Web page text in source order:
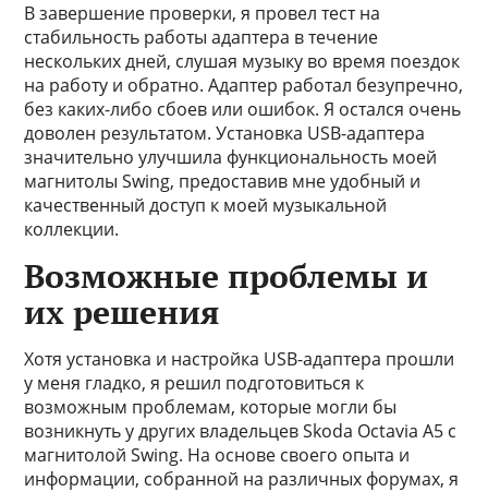
В завершение проверки, я провел тест на
стабильность работы адаптера в течение
нескольких дней, слушая музыку во время поездок
на работу и обратно. Адаптер работал безупречно,
без каких-либо сбоев или ошибок. Я остался очень
доволен результатом. Установка USB-адаптера
значительно улучшила функциональность моей
магнитолы Swing, предоставив мне удобный и
качественный доступ к моей музыкальной
коллекции.
Возможные проблемы и
их решения
Хотя установка и настройка USB-адаптера прошли
у меня гладко, я решил подготовиться к
возможным проблемам, которые могли бы
возникнуть у других владельцев Skoda Octavia A5 с
магнитолой Swing. На основе своего опыта и
информации, собранной на различных форумах, я